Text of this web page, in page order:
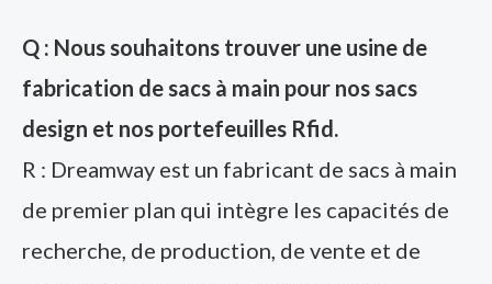
Q : Nous souhaitons trouver une usine de
fabrication de sacs à main pour nos sacs
design et nos portefeuilles Rfid.
R : Dreamway est un fabricant de sacs à main
de premier plan qui intègre les capacités de
recherche, de production, de vente et de